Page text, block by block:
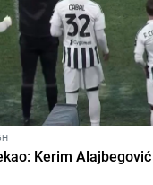
Kerim